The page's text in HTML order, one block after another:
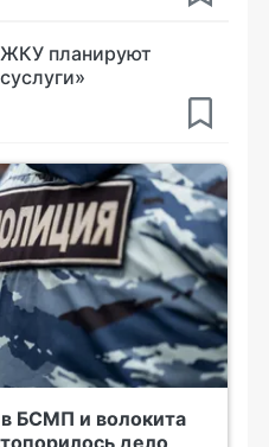
ЖКУ планируют
БСМП и волокита
дело